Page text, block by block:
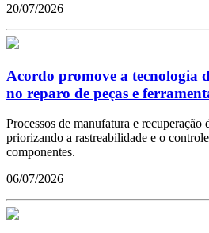
20/07/2026
Acordo promove a tecnologia
no reparo de peças e
Processos de manufatura e recuperação
priorizando a rastreabilidade e o
componentes.
06/07/2026